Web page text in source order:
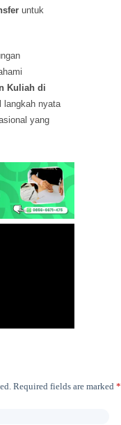
untuk
Kuliah di
langkah nyata
yang
Required fields are marked*